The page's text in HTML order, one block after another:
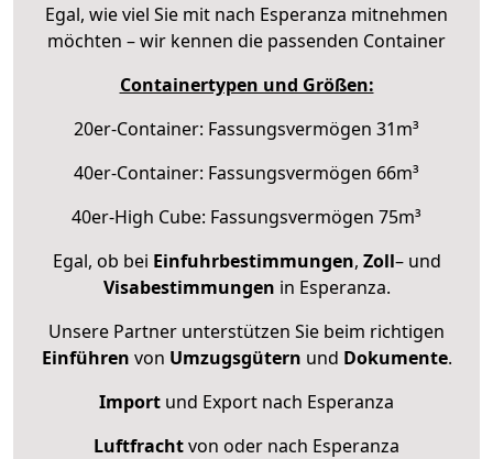
Egal, wie viel Sie mit nach Esperanza mitnehmen
möchten – wir kennen die passenden Container
Containertypen und Größen:
20er-Container: Fassungsvermögen 31m³
40er-Container: Fassungsvermögen 66m³
40er-High Cube: Fassungsvermögen 75m³
Egal, ob bei Einfuhrbestimmungen, Zoll– und
Visabestimmungen in Esperanza.
Unsere Partner unterstützen Sie beim richtigen
Einführen von Umzugsgütern und Dokumente.
Import und Export nach Esperanza
Luftfrachtvon oder nach Esperanza